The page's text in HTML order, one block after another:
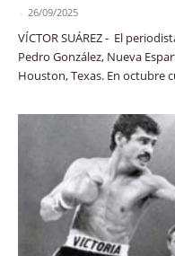
- 26/09/2025
VÍCTOR SUÁREZ - El
Pedro González, Nueva
Houston, Texas. En octubre